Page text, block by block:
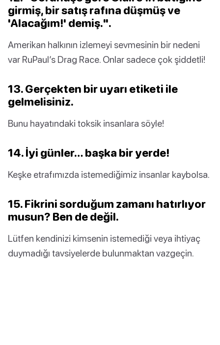
girmiş, bir satış rafına düşmüş ve
'Alacağım!' demiş.".
Amerikan halkının izlemeyi sevmesinin bir nedeni
var RuPaul’s Drag Race. Onlar sadece çok şiddetli!
13. Gerçekten bir uyarı etiketi ile
gelmelisiniz.
Bunu hayatındaki toksik insanlara söyle!
14. İyi günler… başka bir yerde!
Keşke etrafımızda istemediğimiz insanlar kaybolsa.
15. Fikrini sorduğum zamanı hatırlıyor
musun? Ben de değil.
Lütfen kendinizi kimsenin istemediği veya ihtiyaç
duymadığı tavsiyelerde bulunmaktan vazgeçin.